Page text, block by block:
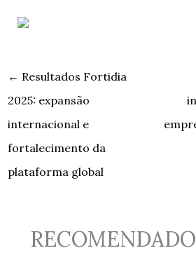
← Resultados Fortidia
2025: expansão
internacional e
fortalecimento da
plataforma global
RECOMENDADO